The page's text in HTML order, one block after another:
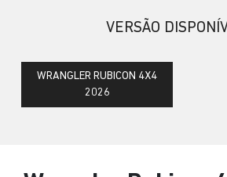
VERSÃO
WRANGLER RUBICON 4X4
2026